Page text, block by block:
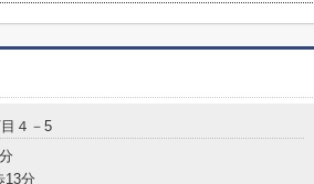
目４－5
13分